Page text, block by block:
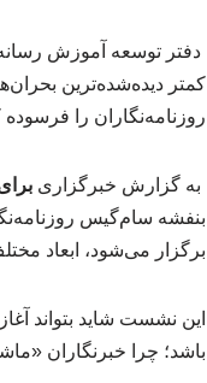
دفتر توسعه آموزش
کمتر دیده‌شده‌ترین
روزنامه‌نگاران را
به گزارش خبرگزاری
بنفشه سام‌گیس
برگزار می‌شود، ابعاد
این نشست شاید بتواند
باشد؛ چرا خبرنگاران